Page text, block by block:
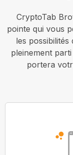
CryptoTab
pointe qui vous
les
pleinement
portera